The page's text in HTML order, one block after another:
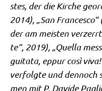
stes, der die Kir­che
2014), „San
der am mei­sten
te“, 2019), „Quella
gui­ta­ta, eppur così
ver­folg­te und den­noch
men mit P. Davi­de